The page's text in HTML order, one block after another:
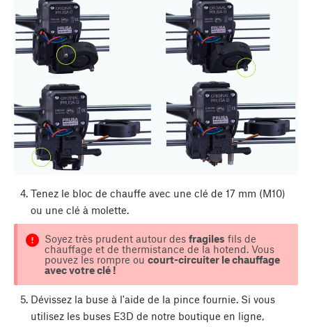
Tenez le bloc de chauffe avec une clé de 17 mm (M10)
ou une clé à molette.
Soyez très prudent autour des fragiles fils de
chauffage et de thermistance de la hotend. Vous
pouvez les rompre ou court-circuiter le chauffage
avec votre clé !
Dévissez la buse à l'aide de la pince fournie. Si vous
utilisez les buses E3D de notre boutique en ligne,